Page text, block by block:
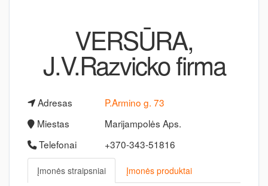
VERSŪRA,
J.V.Razvicko firma
Adresas
P.Armino g. 73
Miestas
Marijampolės Aps.
Telefonai
+370-343-51816
Įmonės straipsniai Įmonės produktai